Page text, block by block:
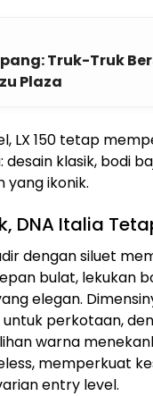
Truk-Truk
Plaza
LX 150 tetap
klasik, bodi
yang ikonik.
DNA Italia
dengan siluet
bulat, lekukan
elegan.
untuk perkotaan,
warna
memperkuat
entry level.